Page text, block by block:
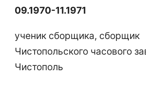
09.1970-11.1971
ученик сборщика, сборщик
Чистопольского часового
Чистополь